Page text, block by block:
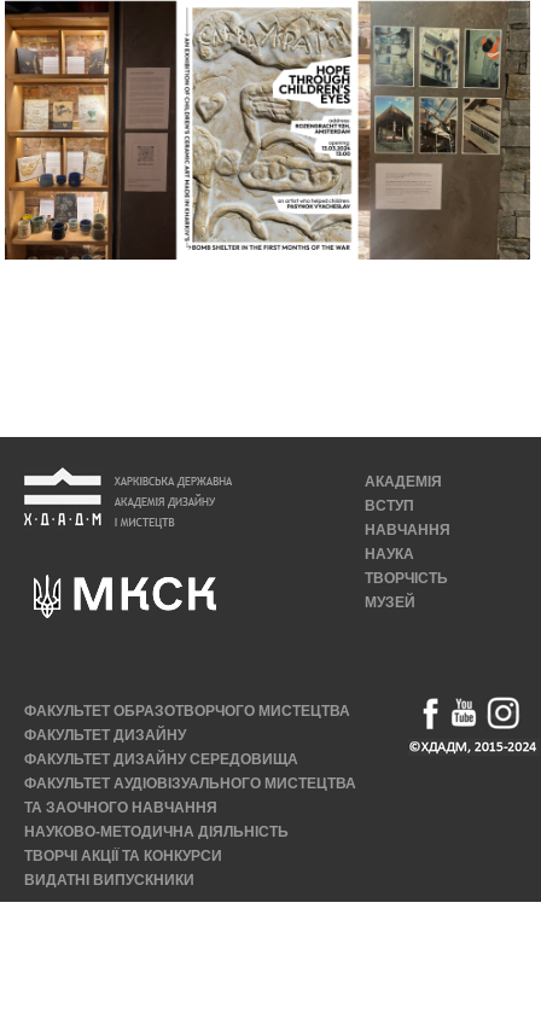
АКАДЕМІЯ
ВСТУП
НАВЧАННЯ
НАУКА
ТВОРЧІСТЬ
МУЗЕЙ
ФАКУЛЬТЕТ ОБРАЗОТВОРЧОГО МИСТЕЦТВА
ФАКУЛЬТЕТ ДИЗАЙНУ
ФАКУЛЬТЕТ ДИЗАЙНУ СЕРЕДОВИЩА
ФАКУЛЬТЕТ АУДІОВІЗУАЛЬНОГО МИСТЕЦТВА
ТА ЗАОЧНОГО НАВЧАННЯ
НАУКОВО-МЕТОДИЧНА ДІЯЛЬНІСТЬ
ТВОРЧІ АКЦІЇ ТА КОНКУРСИ
ВИДАТНІ ВИПУСКНИКИ